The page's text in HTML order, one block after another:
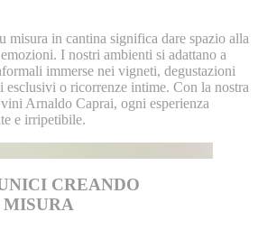
misura in cantina significa dare spazio alla
I nostri ambienti si adattano a
immerse nei vigneti, degustazioni
esclusivi o ricorrenze intime. Con la nostra
Arnaldo Caprai, ogni esperienza
e irripetibile.
CREANDO
MISURA